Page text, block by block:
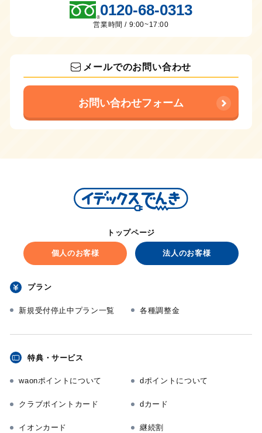
0120-68-0313
営業時間 / 9:00~17:00
メールでのお問い合わせ
お問い合わせフォーム
トップページ
個人のお客様 法人のお客様
プラン
新規受付停止中プラン一覧 各種調整金
特典・サービス
waonポイントについて dポイントについて
クラブポイントカード dカード
イオンカード 継続割